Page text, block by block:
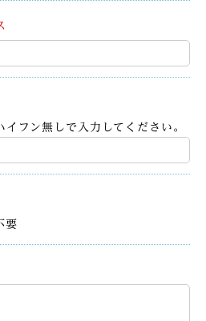
イフン無しで入力してください。
要